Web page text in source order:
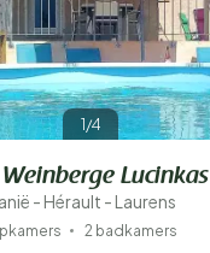
1/4
Lucinkas
- Hérault - Laurens
2 badkamers